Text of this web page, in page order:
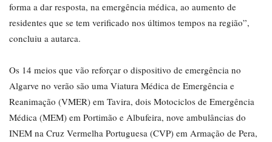
forma a dar resposta, na emergência médica, ao aumento de
residentes que se tem verificado nos últimos tempos na região”,
concluiu a autarca.
Os 14 meios que vão reforçar o dispositivo de emergência no
Algarve no verão são uma Viatura Médica de Emergência e
Reanimação (VMER) em Tavira, dois Motociclos de Emergência
Médica (MEM) em Portimão e Albufeira, nove ambulâncias do
INEM na Cruz Vermelha Portuguesa (CVP) em Armação de Pera,